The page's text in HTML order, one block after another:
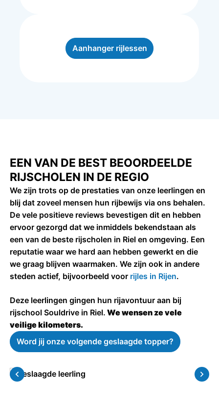
Aanhanger rijlessen
EEN VAN DE BEST BEOORDEELDE
RIJSCHOLEN IN DE REGIO
We zijn trots op de prestaties van onze leerlingen en
blij dat zoveel mensen hun rijbewijs via ons behalen.
De vele positieve reviews bevestigen dit en hebben
ervoor gezorgd dat we inmiddels bekendstaan als
een van de beste rijscholen in Riel en omgeving. Een
reputatie waar we hard aan hebben gewerkt en die
we graag blijven waarmaken. We zijn ook in andere
steden actief, bijvoorbeeld voor rijles in Rijen.
Deze leerlingen gingen hun rijavontuur aan bij
rijschool Souldrive in Riel. We wensen ze vele
veilige kilometers.
Word jij onze volgende geslaagde topper?